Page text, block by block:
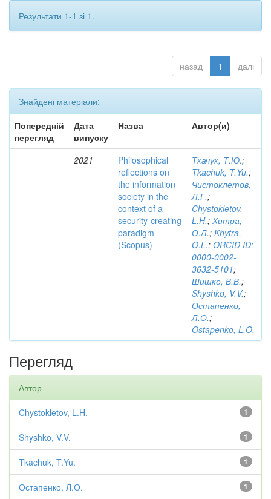
Результати 1-1 зі 1.
назад 1 далі
Знайдені матеріали:
Попередній
перегляд
Дата
випуску
Назва Автор(и)
2021
Philosophical
reflections on
the information
society in the
context of a
security-creating
paradigm
(Scopus)
Ткачук, Т.Ю.;
Tkachuk, T.Yu.;
Чистоклетов,
Л.Г.;
Chystokletov,
L.H.; Хитра,
О.Л.; Khytra,
O.L.; ORCID ID:
0000-0002-
3632-5101;
Шишко, В.В.;
Shyshko, V.V.;
Остапенко,
Л.О.;
Ostapenko, L.O.
Перегляд
Автор
1
Chystokletov, L.H.
1
Shyshko, V.V.
1
Tkachuk, T.Yu.
1
Остапенко, Л.О.